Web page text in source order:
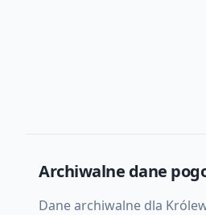
Archiwalne dane
Dane archiwalne dla